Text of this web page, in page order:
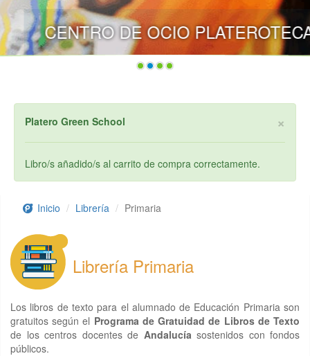
CENTRO DE OCIO PLATEROTECA
×
Platero Green School
Libro/s añadido/s al carrito de compra correctamente.
Inicio Librería Primaria
Librería Primaria
Los libros de texto para el alumnado de Educación Primaria son
gratuitos según el Programa de Gratuidad de Libros de Texto
de los centros docentes de Andalucía sostenidos con fondos
públicos.